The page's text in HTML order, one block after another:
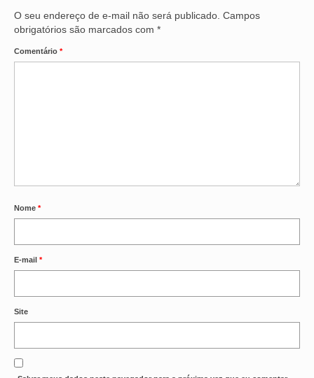
O seu endereço de e-mail não será publicado. Campos
obrigatórios são marcados com *
Comentário *
Nome *
E-mail *
Site